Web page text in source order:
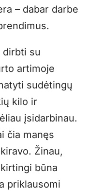
– dabar darbe
dirbti su
artimoje
sudėtingų
kilo ir
įsidarbinau.
čia manęs
Žinau,
būna
priklausomi